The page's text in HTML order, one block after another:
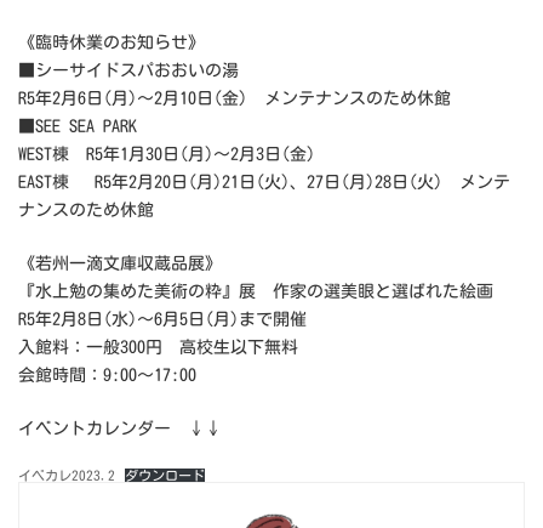
《臨時休業のお知らせ》
■シーサイドスパおおいの湯
R5年2月6日(月)～2月10日(金) メンテナンスのため休館
■SEE SEA PARK
WEST棟 R5年1月30日(月)～2月3日(金)
EAST棟 R5年2月20日(月)21日(火)、27日(月)28日(火) メンテ
ナンスのため休館
《若州一滴文庫収蔵品展》
『水上勉の集めた美術の粋』展 作家の選美眼と選ばれた絵画
R5年2月8日(水)～6月5日(月)まで開催
入館料：一般300円 高校生以下無料
会館時間：9:00～17:00
イベントカレンダー ↓↓
イベカレ2023.2 ダウンロード